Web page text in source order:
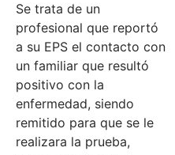
Se trata de un
profesional que reportó
a su EPS el contacto con
un familiar que resultó
positivo con la
enfermedad, siendo
remitido para que se le
realizara la prueba,